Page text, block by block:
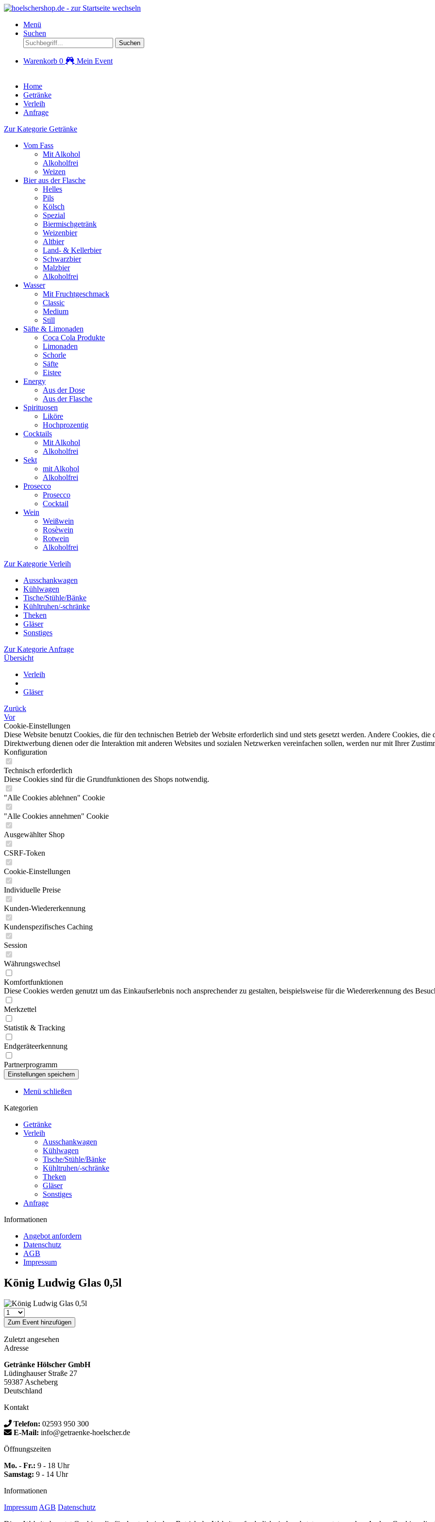
Menü
Suchen
Suchen
Warenkorb 0 Mein Event
Home
Getränke
Verleih
Anfrage
Zur Kategorie Getränke
Vom Fass
Mit Alkohol
Alkoholfrei
Weizen
Bier aus der Flasche
Helles
Pils
Kölsch
Spezial
Biermischgetränk
Weizenbier
Altbier
Land- & Kellerbier
Schwarzbier
Malzbier
Alkoholfrei
Wasser
Mit Fruchtgeschmack
Classic
Medium
Still
Säfte & Limonaden
Coca Cola Produkte
Limonaden
Schorle
Säfte
Eistee
Energy
Aus der Dose
Aus der Flasche
Spirituosen
Liköre
Hochprozentig
Cocktails
Mit Alkohol
Alkoholfrei
Sekt
mit Alkohol
Alkoholfrei
Prosecco
Prosecco
Cocktail
Wein
Weißwein
Rosèwein
Rotwein
Alkoholfrei
Zur Kategorie Verleih
Ausschankwagen
Kühlwagen
Tische/Stühle/Bänke
Kühltruhen/-schränke
Theken
Gläser
Sonstiges
Zur Kategorie Anfrage
Übersicht
Verleih
Gläser
Zurück
Vor
Cookie-Einstellungen
Diese Website benutzt Cookies, die für den technischen Betrieb der Website erforderlich sind und stets gesetzt werden. Andere Cookies,
Direktwerbung dienen oder die Interaktion mit anderen Websites und sozialen Netzwerken vereinfachen sollen, werden nur mit Ihrer
Konfiguration
Technisch erforderlich
Diese Cookies sind für die Grundfunktionen des Shops notwendig.
"Alle Cookies ablehnen" Cookie
"Alle Cookies annehmen" Cookie
Ausgewählter Shop
CSRF-Token
Cookie-Einstellungen
Individuelle Preise
Kunden-Wiedererkennung
Kundenspezifisches Caching
Session
Währungswechsel
Komfortfunktionen
Diese Cookies werden genutzt um das Einkaufserlebnis noch ansprechender zu gestalten, beispielsweise für die Wiedererkennung des
Merkzettel
Statistik & Tracking
Endgeräteerkennung
Partnerprogramm
Menü schließen
Kategorien
Getränke
Verleih
Ausschankwagen
Kühlwagen
Tische/Stühle/Bänke
Kühltruhen/-schränke
Theken
Gläser
Sonstiges
Anfrage
Informationen
Angebot anfordern
Datenschutz
AGB
Impressum
König Ludwig Glas 0,5l
Zum Event hinzufügen
Zuletzt angesehen
Adresse
Getränke Hölscher GmbH
Lüdinghauser Straße 27
59387 Ascheberg
Deutschland
Kontakt
Telefon: 02593 950 300
E-Mail: info@getraenke-hoelscher.de
Öffnungszeiten
Mo. - Fr.: 9 - 18 Uhr
Samstag: 9 - 14 Uhr
Informationen
Impressum AGB Datenschutz